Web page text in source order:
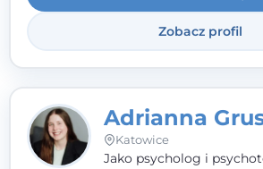
Zobacz profil
Adrianna
Katowice
Jako psycholog i